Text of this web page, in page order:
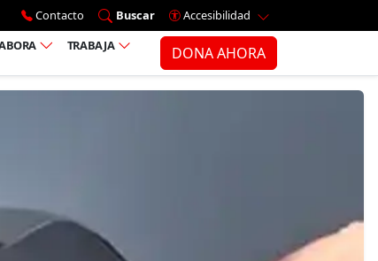
Ir al menú principal
Contacto Buscar
Accesibilidad
TRABAJA DONA AHORA